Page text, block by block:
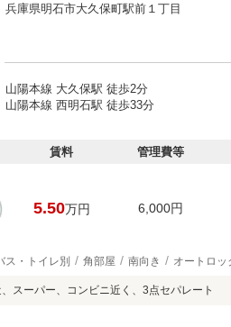
兵庫県明石市大久保町駅前１丁目
山陽本線 大久保駅 徒歩2分
山陽本線 西明石駅 徒歩33分
賃料 管理費等
5.50万円 6,000円
ス・トイレ別 角部屋 南向き オートロッ
スーパー、コンビニ近く、3点セパレート